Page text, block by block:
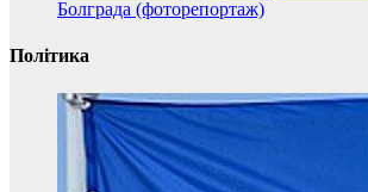
Болграда (фоторепортаж)
Політика